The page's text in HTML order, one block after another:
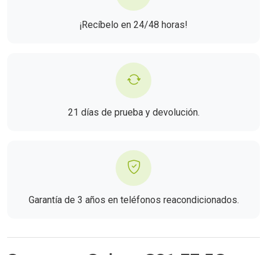
¡Recíbelo en 24/48 horas!
21 días de prueba y devolución.
Garantía de 3 años en teléfonos reacondicionados.